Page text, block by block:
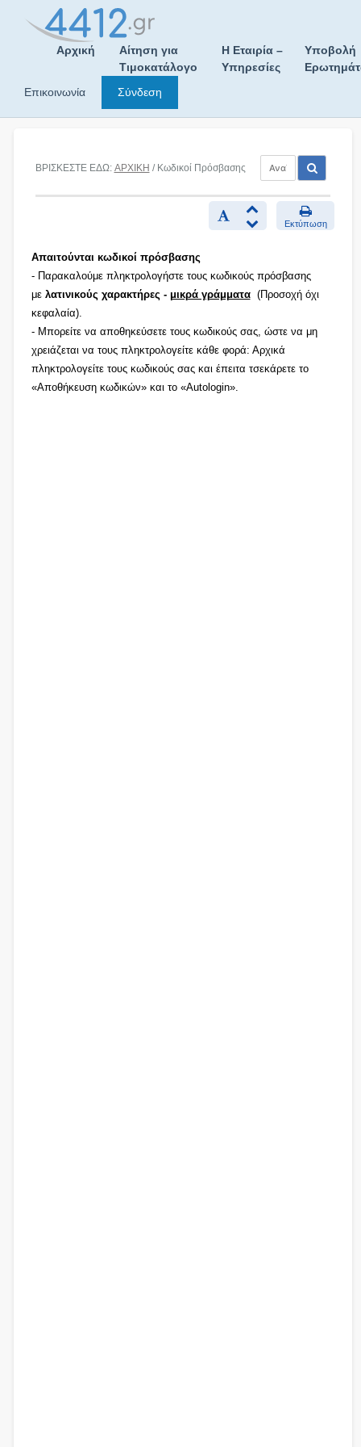
Αρχική
Αίτηση για
Τιμοκατάλογο
Η Εταιρία –
Υπηρεσίες
Υποβολή
Επικοινωνία
Σύνδεση
ΒΡΙΣΚΕΣΤΕ ΕΔΩ: ΑΡΧΙΚΗ / Κωδικοί Πρόσβασης
Εκτύπωση
Απαιτούνται κωδικοί πρόσβασης
- Παρακαλούμε πληκτρολογήστε τους κωδικούς πρόσβασης
με λατινικούς χαρακτήρες - μικρά γράμματα(Προσοχή όχι
κεφαλαία).
- Μπορείτε να αποθηκεύσετε τους κωδικούς σας, ώστε να μη
χρειάζεται να τους πληκτρολογείτε κάθε φορά: Αρχικά
πληκτρολογείτε τους κωδικούς σας και έπειτα τσεκάρετε το
«Αποθήκευση κωδικών» και το «Autologin».